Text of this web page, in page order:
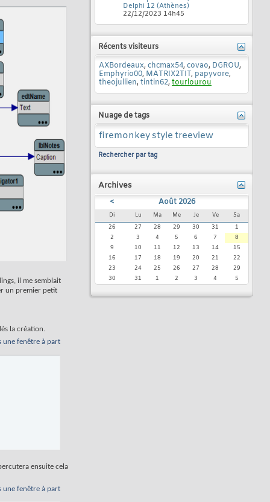
il me semblait
un premier petit
la création.
une fenêtre à part
ensuite cela
une fenêtre à part
Delphi 12 (Athènes)
22/12/2023 14h45
Récents visiteurs
AXBordeaux, chcmax54, covao, DGROU,
Emphyrio00, MATRIX2TIT, papyvore,
theojullien, tintin62, tourlourou
Nuage de tags
firemonkeystyle treeview
Rechercher par tag
Archives
< Août 2026
Di Lu Ma Me Je Ve
Sa
26
27 28 29 30 31
1
2
3 4 5 6 7
8
9
10 11 12 13 14
15
16
17 18 19 20 21
22
23
24 25 26 27 28
29
30
31 1 2 3 4 5